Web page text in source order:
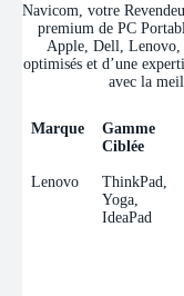
Navicom, votre
premium de PC
Apple, Dell, Lenovo,
optimisés et d’une
avec la
Marque
Gamme
Ciblée
Marque
Gamme
Ciblée
Lenovo
ThinkPad,
Yoga,
IdeaPad